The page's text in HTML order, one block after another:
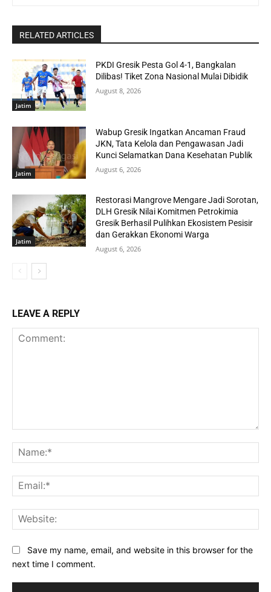
RELATED ARTICLES
Jatim
PKDI Gresik Pesta Gol 4-1, Bangkalan
Dilibas! Tiket Zona Nasional Mulai Dibidik
August 8, 2026
Jatim
Wabup Gresik Ingatkan Ancaman Fraud
JKN, Tata Kelola dan Pengawasan Jadi
Kunci Selamatkan Dana Kesehatan Publik
August 6, 2026
Jatim
Restorasi Mangrove Mengare Jadi Sorotan,
DLH Gresik Nilai Komitmen Petrokimia
Gresik Berhasil Pulihkan Ekosistem Pesisir
dan Gerakkan Ekonomi Warga
August 6, 2026
LEAVE A REPLY
Save my name, email, and website in this browser for the
next time I comment.